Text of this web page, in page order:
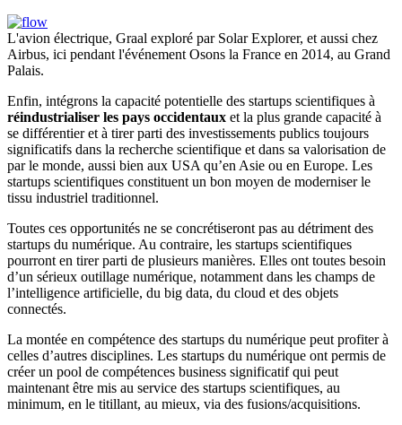
L'avion électrique, Graal exploré par Solar Explorer, et aussi chez
Airbus, ici pendant l'événement Osons la France en 2014, au Grand
Palais.
Enfin, intégrons la capacité potentielle des startups scientifiques à
réindustrialiser les pays occidentaux et la plus grande capacité à
se différentier et à tirer parti des investissements publics toujours
significatifs dans la recherche scientifique et dans sa valorisation de
par le monde, aussi bien aux USA qu’en Asie ou en Europe. Les
startups scientifiques constituent un bon moyen de moderniser le
tissu industriel traditionnel.
Toutes ces opportunités ne se concrétiseront pas au détriment des
startups du numérique. Au contraire, les startups scientifiques
pourront en tirer parti de plusieurs manières. Elles ont toutes besoin
d’un sérieux outillage numérique, notamment dans les champs de
l’intelligence artificielle, du big data, du cloud et des objets
connectés.
La montée en compétence des startups du numérique peut profiter à
celles d’autres disciplines. Les startups du numérique ont permis de
créer un pool de compétences business significatif qui peut
maintenant être mis au service des startups scientifiques, au
minimum, en le titillant, au mieux, via des fusions/acquisitions.